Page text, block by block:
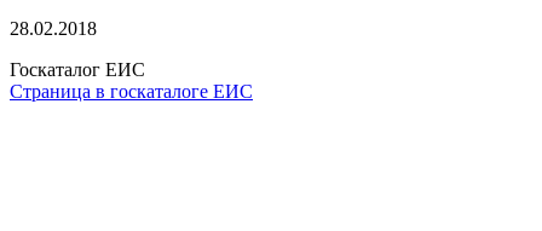
28.02.2018
Госкаталог ЕИС
Страница в госкаталоге ЕИС